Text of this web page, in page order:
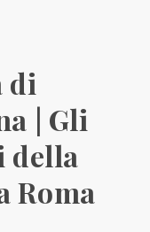
di
| Gli
della
Roma